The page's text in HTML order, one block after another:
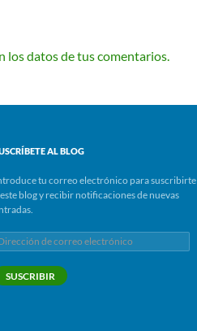
los datos de tus comentarios.
AL BLOG
tu correo electrónico para suscribirte
blog y recibir notificaciones de nuevas
SUSCRIBIR